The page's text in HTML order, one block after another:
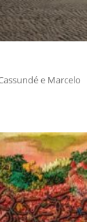
e Marcelo